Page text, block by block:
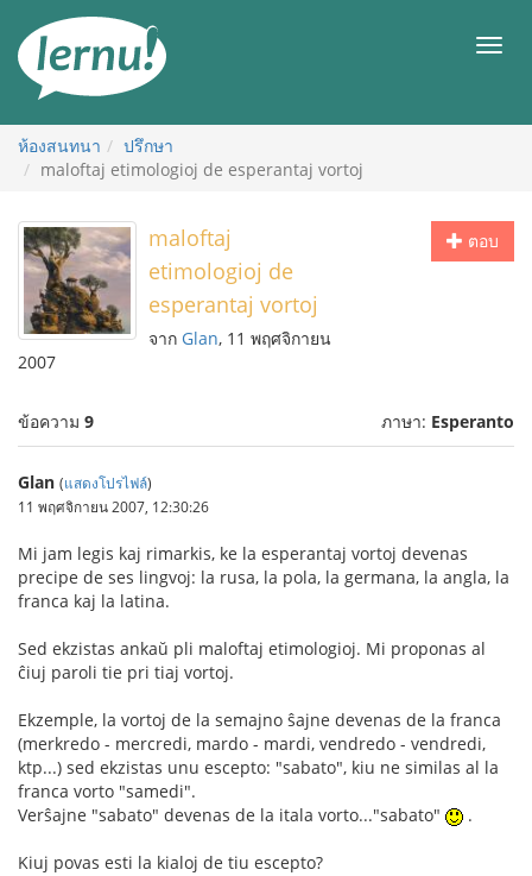
สารบัญ
เมนู
ห้องสนทนา
ปรึกษา
maloftaj etimologioj de esperantaj vortoj
ตอบ
maloftaj
etimologioj de
esperantaj vortoj
จาก Glan, 11 พฤศจิกายน
2007
ข้อความ 9 ภาษา: Esperanto
Glan (แสดงโปรไฟล์)
11 พฤศจิกายน 2007, 12:30:26
Mi jam legis kaj rimarkis, ke la esperantaj vortoj devenas
precipe de ses lingvoj: la rusa, la pola, la germana, la angla, la
franca kaj la latina.
Sed ekzistas ankaŭ pli maloftaj etimologioj. Mi proponas al
ĉiuj paroli tie pri tiaj vortoj.
Ekzemple, la vortoj de la semajno ŝajne devenas de la franca
(merkredo - mercredi, mardo - mardi, vendredo - vendredi,
ktp...) sed ekzistas unu escepto: "sabato", kiu ne similas al la
franca vorto "samedi".
Verŝajne "sabato" devenas de la itala vorto..."sabato"
.
Kiuj povas esti la kialoj de tiu escepto?